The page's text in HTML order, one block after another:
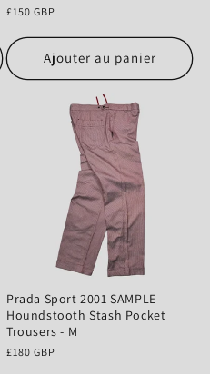
Prix
£150 GBP
Ajouter au panier
Prada Sport 2001 SAMPLE
Houndstooth Stash Pocket
Trousers - M
Prix
£180 GBP